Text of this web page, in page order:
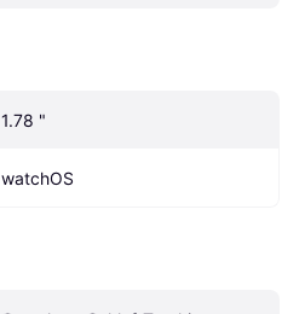
1.78 "
watchOS